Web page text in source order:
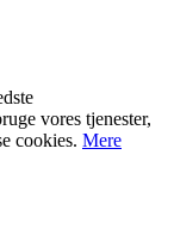
vores tjenester,
cookies. Mere